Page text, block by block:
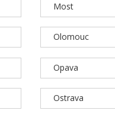
Most
Olomouc
Opava
Ostrava